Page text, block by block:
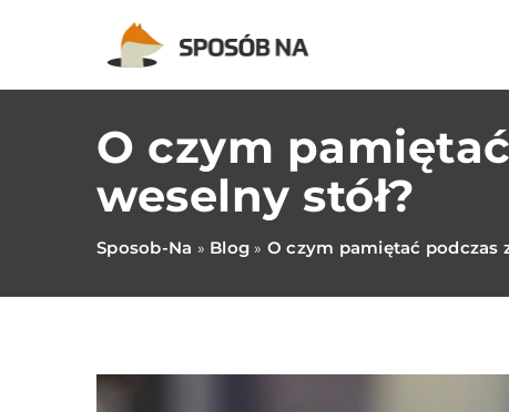
O czym
weselny stół?
Sposob-Na » Blog » O czym pamiętać podczas